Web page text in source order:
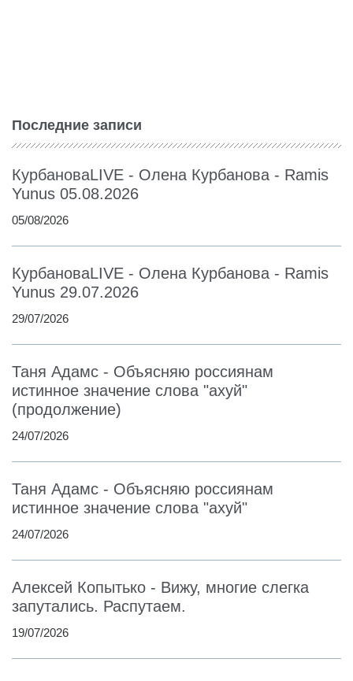
Последние записи
КурбановаLIVE - Олена Курбанова - Ramis
Yunus 05.08.2026
05/08/2026
КурбановаLIVE - Олена Курбанова - Ramis
Yunus 29.07.2026
29/07/2026
Таня Адамс - Объясняю россиянам
истинное значение слова "ахуй"
(продолжение)
24/07/2026
Таня Адамс - Объясняю россиянам
истинное значение слова "ахуй"
24/07/2026
Алексей Копытько - Вижу, многие слегка
запутались. Распутаем.
19/07/2026